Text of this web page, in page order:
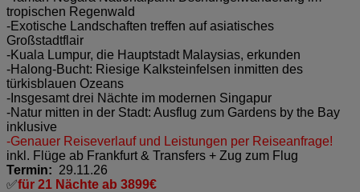
tropischen Regenwald
-Exotische Landschaften treffen auf asiatisches
Großstadtflair
-Kuala Lumpur, die Hauptstadt Malaysias, erkunden
-Halong-Bucht: Riesige Kalksteinfelsen inmitten des
türkisblauen Ozeans
-Insgesamt drei Nächte im modernen Singapur
-Natur mitten in der Stadt: Ausflug zum Gardens by the Bay
inklusive
-Genauer Reiseverlauf und Leistungen per Reiseanfrage!
inkl. Flüge ab Frankfurt & Transfers + Zug zum Flug
Termin: 29.11.26
✅für 21 Nächte ab 3899€